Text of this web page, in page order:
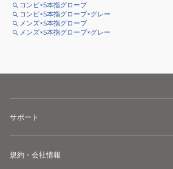
コンビ×5本指グローブ
コンビ×5本指グローブ×グレー
メンズ×5本指グローブ
メンズ×5本指グローブ×グレー
サポート
規約・会社情報